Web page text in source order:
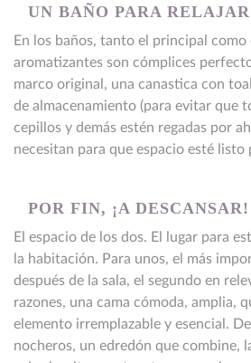
UN BAÑO PARA
En los baños, tanto el principal como
aromatizantes son cómplices
marco original, una canastica con
de almacenamiento (para evitar que
cepillos y demás estén regadas por
necesitan para que espacio esté
POR FIN, ¡A DESCANSAR!
El espacio de los dos. El lugar para
la habitación. Para unos, el más
después de la sala, el segundo en
razones, una cama cómoda, amplia,
elemento irremplazable y esencial.
nocheros, un edredón que combine,